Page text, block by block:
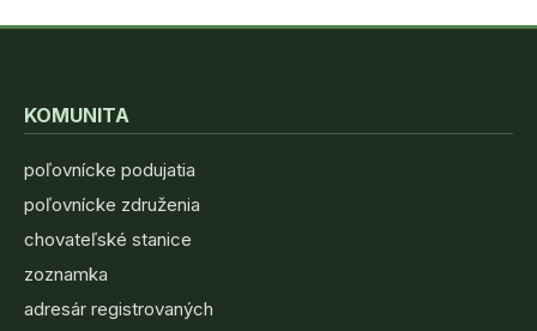
KOMUNITA
poľovnícke podujatia
poľovnícke združenia
chovateľské stanice
zoznamka
adresár registrovaných